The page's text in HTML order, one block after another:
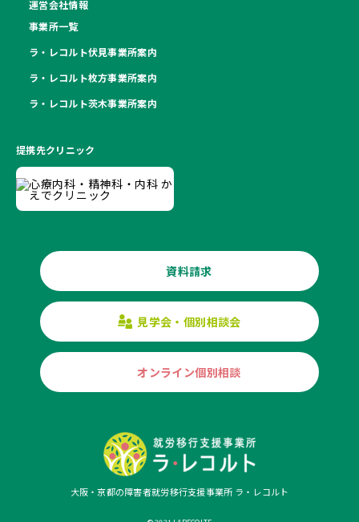
運営会社情報
事業所一覧
ラ・レコルト伏見事業所案内
ラ・レコルト枚方事業所案内
ラ・レコルト茨木事業所案内
提携先クリニック
資料請求
見学会・個別相談会
オンライン個別相談
大阪・京都の障害者就労移行支援事業所 ラ・レコルト